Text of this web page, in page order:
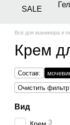
SALE
Всё для маникюра и
Крем
Состав:
Очистить фильтр
Вид
3